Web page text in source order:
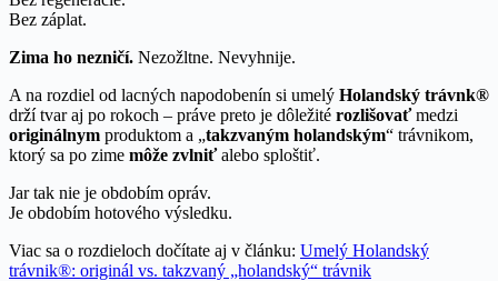
Bez záplat.
Zima ho nezničí. Nezožltne. Nevyhnije.
A na rozdiel od lacných napodobenín si umelý Holandský trávnk®
drží tvar aj po rokoch – práve preto je dôležité rozlišovaťmedzi
originálnym produktom a „takzvaným holandským“ trávnikom,
ktorý sa po zime môže zvlniťalebo sploštiť.
Jar tak nie je obdobím opráv.
Je obdobím hotového výsledku.
Viac sa o rozdieloch dočítate aj v článku: Umelý Holandský
trávnik®: originál vs. takzvaný „holandský“ trávnik